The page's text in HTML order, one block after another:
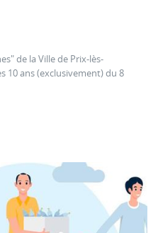
de la Ville de Prix-lès-
10 ans (exclusivement) du 8